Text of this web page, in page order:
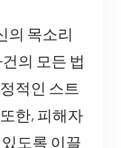
의 목소리
의 모든 법
적인 스트
한, 피해자
도록 이끌